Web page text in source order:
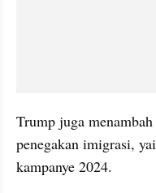
Trump juga
penegakan imigrasi,
kampanye 2024.